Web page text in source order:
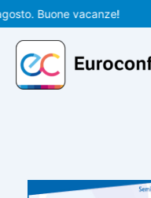
Vai
al
contenuto
Buone vacanze!